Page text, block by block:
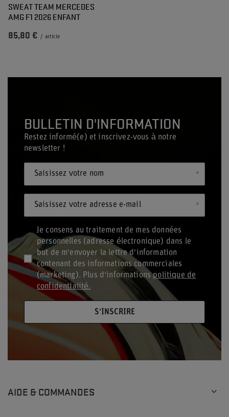
SWEAT TEAM MERCEDES
AMG F1 2026 ENFANT
85,80 € / article
BULLETIN D'INFORMATION
Restez informé(e) et inscrivez-vous à notre
newsletter !
Saisissez votre nom
Saisissez votre adresse e-mail
Je consens au traitement de mes données
personnelles (adresse électronique) dans le
but de m'envoyer la lettre d'information
contenant des informations commerciales
(marketing). Plus d'informationspolitique de
confidentialité.
S'INSCRIRE
AIDE & COMMANDES